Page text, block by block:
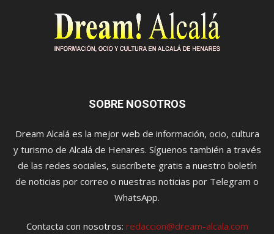
SOBRE NOSOTROS
Dream Alcalá es la mejor web de información, ocio, cultura
y turismo de Alcalá de Henares. Síguenos también a través
de las redes sociales, suscríbete gratis a nuestro boletín
de noticias por correo o nuestras noticias por Telegram o
WhatsApp.
Contacta con nosotros: redaccion@dream-alcala.com